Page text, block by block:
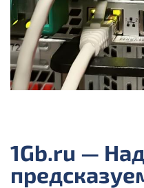
1Gb.ru —